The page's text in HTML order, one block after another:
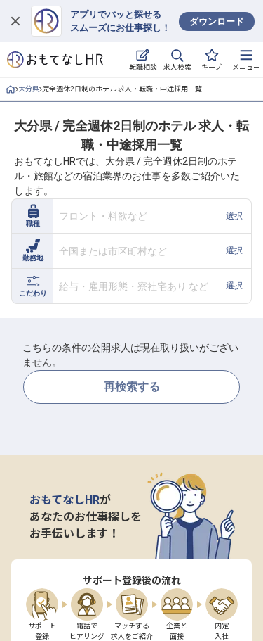
アプリでパッと探せる
スムーズにお仕事探し！
ダウンロード
転職相談 求人検索 キープ メニュー
ログイン
求人・施設を探す
就職・転職 合同説明会
おもてなしHRについて
ご利用の流れ
よくある質問
ホテル・宿泊業界情報コラム
大分県 完全週休2日制のホテル 求人・転職・中途採用一覧
大分県 / 完全週休2日制のホテル 求人・転
職・中途採用一覧
おもてなしHRでは、大分県 / 完全週休2日制のホテ
ル・旅館などの宿泊業界のお仕事を多数ご紹介いた
します。
職種
フロント・料飲など 選択
勤務地
全国または市区町村など 選択
こだわり
給与・雇用形態・寮社宅あり など 選択
こちらの条件の公開求人は現在取り扱いがござい
ません。
再検索する
おもてなしHRが
あなたのお仕事探しを
お手伝いします！
サポート登録後の流れ
サポート
登録
電話で
ヒアリング
マッチする
求人をご紹介
企業と
面接
内定
入社